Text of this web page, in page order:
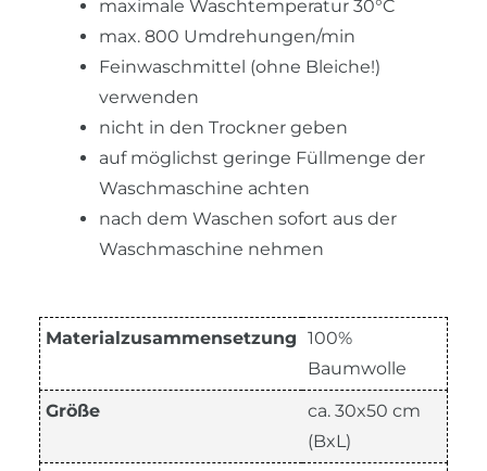
maximale Waschtemperatur 30°C
max. 800 Umdrehungen/min
Feinwaschmittel (ohne Bleiche!)
verwenden
nicht in den Trockner geben
auf möglichst geringe Füllmenge der
Waschmaschine achten
nach dem Waschen sofort aus der
Waschmaschine nehmen
Materialzusammensetzung 100%
Baumwolle
Größe
ca. 30x50 cm
(BxL)